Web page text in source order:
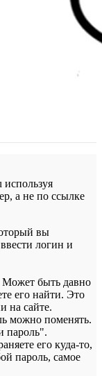
используя
а не по ссылке
вы
логин и
быть давно
его найти. Это
на сайте.
можно поменять.
пароль".
его куда-то,
пароль, самое